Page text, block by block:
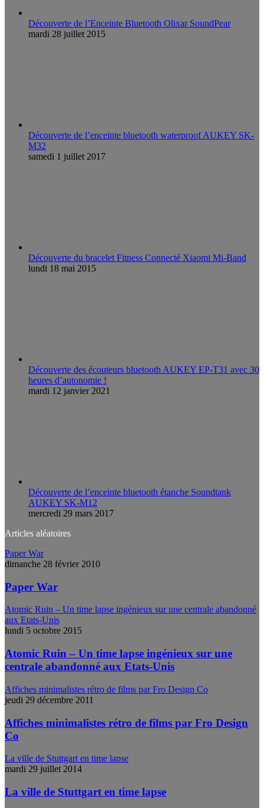
Découverte de l’Enceinte Bluetooth Olixar SoundPear
mardi 28 juillet 2015
Découverte de l’enceinte bluetooth waterproof AUKEY SK-
M32
samedi 1 juillet 2017
Découverte du bracelet Fitness Connecté Xiaomi Mi-Band
lundi 18 mai 2015
Découverte des écouteurs bluetooth AUKEY EP-T31 avec 30
heures d’autonomie !
mardi 12 janvier 2021
Découverte de l’enceinte bluetooth étanche Soundtank
AUKEY SK-M12
mercredi 29 mars 2017
Articles aléatoires
Paper War
dimanche 28 février 2010
Paper War
Atomic Ruin – Un time lapse ingénieux sur une centrale abandonné
aux Etats-Unis
lundi 5 octobre 2015
Atomic Ruin – Un time lapse ingénieux sur une
centrale abandonné aux Etats-Unis
Affiches minimalistes rétro de films par Fro Design Co
jeudi 29 décembre 2011
Affiches minimalistes rétro de films par Fro Design
Co
La ville de Stuttgart en time lapse
mardi 29 juillet 2014
La ville de Stuttgart en time lapse